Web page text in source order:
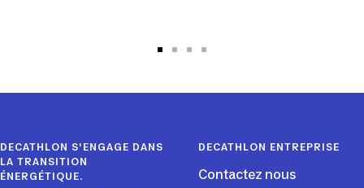
DECATHLON S'ENGAGE DANS
LA TRANSITION
ÉNERGÉTIQUE.
DECATHLON ENTREPRISE
Contactez nous